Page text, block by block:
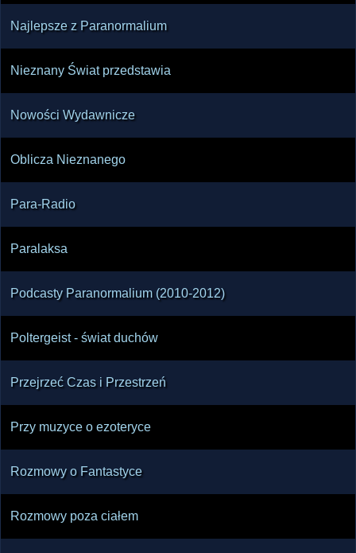
Najlepsze z Paranormalium
Nieznany Świat przedstawia
Nowości Wydawnicze
Oblicza Nieznanego
Para-Radio
Paralaksa
Podcasty Paranormalium (2010-2012)
Poltergeist - świat duchów
Przejrzeć Czas i Przestrzeń
Przy muzyce o ezoteryce
Rozmowy o Fantastyce
Rozmowy poza ciałem